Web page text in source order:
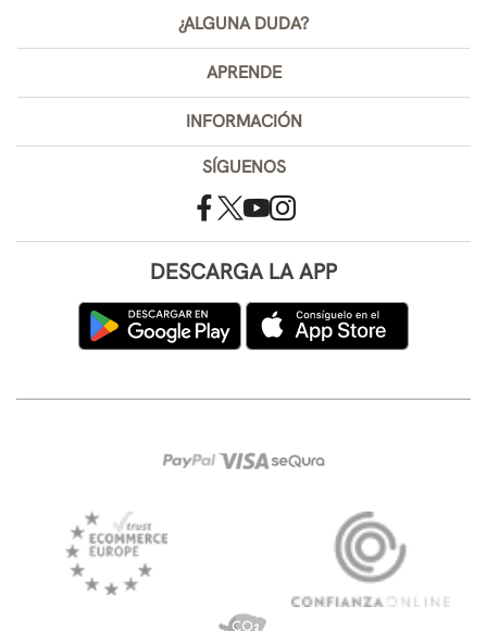
¿ALGUNA DUDA?
APRENDE
INFORMACIÓN
SÍGUENOS
DESCARGA LA APP